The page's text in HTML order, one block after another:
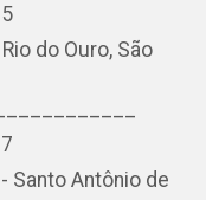
do Ouro, São
Santo Antônio de